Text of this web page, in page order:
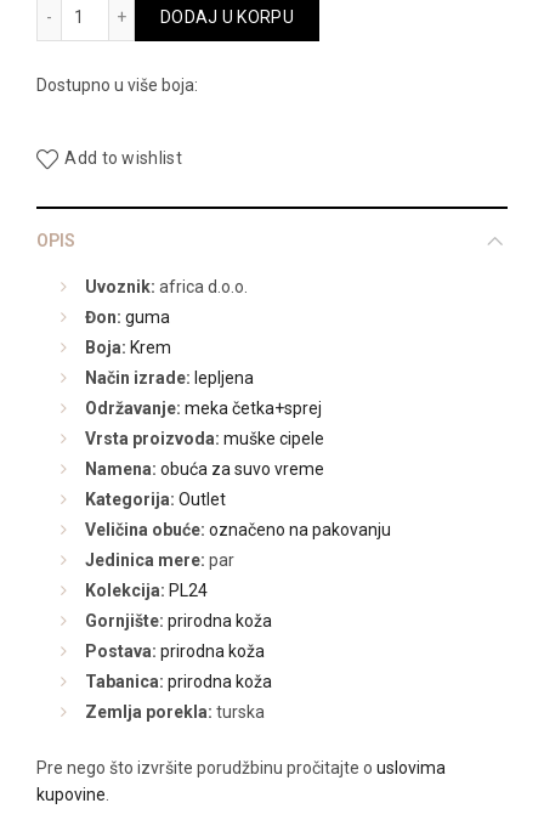
14.990,00 RSD.
DODAJ U KORPU
Dostupno u više boja:
Add to wishlist
OPIS
Uvoznik: africa d.o.o.
Đon: guma
Boja: Krem
Način izrade: lepljena
Održavanje: meka četka+sprej
Vrsta proizvoda: muške cipele
Namena: obuća za suvo vreme
Kategorija: Outlet
Veličina obuće: označeno na pakovanju
Jedinica mere: par
Kolekcija: PL24
Gornjište: prirodna koža
Postava: prirodna koža
Tabanica: prirodna koža
Zemlja porekla: turska
Pre nego što izvršite porudžbinu pročitajte o uslovima
kupovine